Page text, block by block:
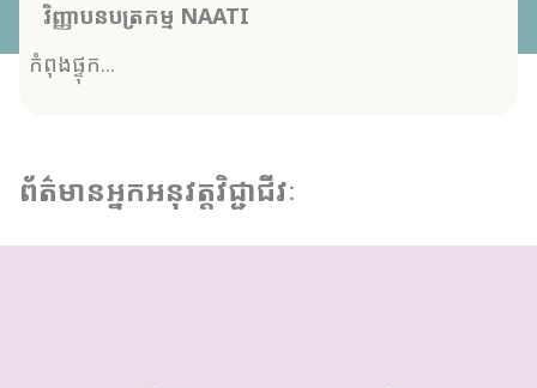
វិញ្ញាបនបត្រកម្ម NAATI
កំពុងផ្ទុក...
ព័ត៌មានអ្នកអនុវត្តវិជ្ជាជីវៈ